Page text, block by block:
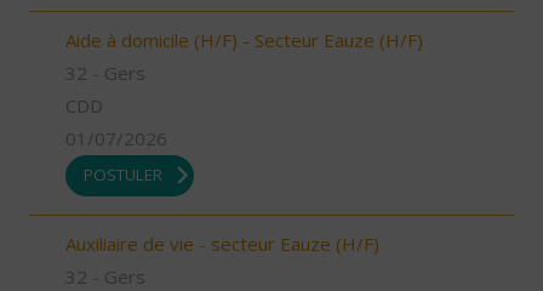
Aide à domicile (H/F) - Secteur Eauze (H/F)
32 - Gers
CDD
01/07/2026
POSTULER
Auxiliaire de vie - secteur Eauze (H/F)
32 - Gers